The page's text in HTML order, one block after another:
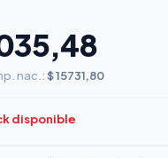
nac.: $ 15731,80
disponible